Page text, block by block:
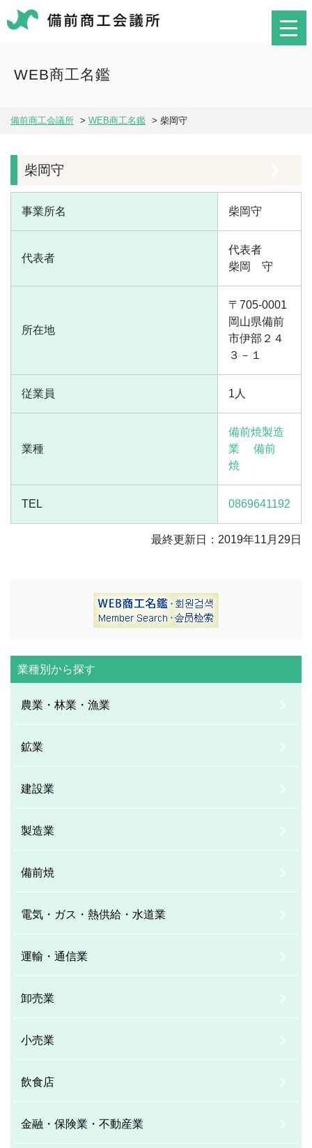
WEB商工名鑑
備前商工会議所 > WEB商工名鑑 > 柴岡守
柴岡守
事業所名 柴岡守
代表者
代表者
柴岡 守
所在地
〒705-0001
岡山県備前
市伊部２４
３－１
従業員 1人
業種
備前焼製造
業
備前
焼
TEL 0869641192
最終更新日：2019年11月29日
業種別から探す
農業・林業・漁業
鉱業
建設業
製造業
備前焼
電気・ガス・熱供給・水道業
運輸・通信業
卸売業
小売業
飲食店
金融・保険業・不動産業